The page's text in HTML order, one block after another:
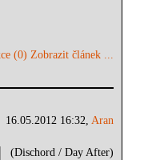
(0) Zobrazit článek ...
16.05.2012 16:32,Aran
(Dischord / Day After)